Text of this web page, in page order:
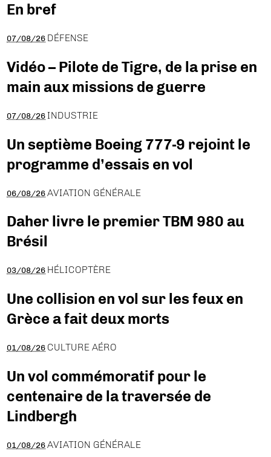
En bref
07/08/26 DÉFENSE
Vidéo – Pilote de Tigre, de la prise en
main aux missions de guerre
07/08/26 INDUSTRIE
Un septième Boeing 777-9 rejoint le
programme d’essais en vol
06/08/26 AVIATION GÉNÉRALE
Daher livre le premier TBM 980 au
Brésil
03/08/26 HÉLICOPTÈRE
Une collision en vol sur les feux en
Grèce a fait deux morts
01/08/26 CULTURE AÉRO
Un vol commémoratif pour le
centenaire de la traversée de
Lindbergh
01/08/26 AVIATION GÉNÉRALE